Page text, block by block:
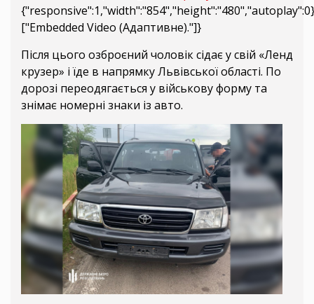
["Embedded Video (Адаптивне)."]}
Після цього озброєний чоловік сідає у свій «Ленд
крузер» і їде в напрямку Львівської області. По
дорозі переодягається у військову форму та
знімає номерні знаки із авто.